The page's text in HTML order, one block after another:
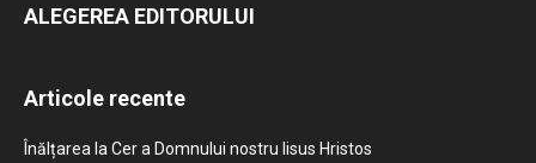
ALEGEREA EDITORULUI
Articole recente
Înălțarea la Cer a Domnului nostru Iisus Hristos